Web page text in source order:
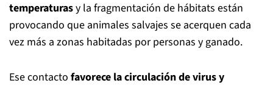
temperaturasy la fragmentación de hábitats están
provocando que animales salvajes se acerquen cada
vez más a zonas habitadas por personas y ganado.
Ese contacto favorece la circulación de virus y